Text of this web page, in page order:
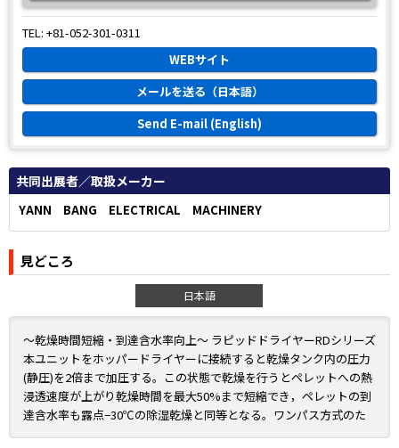
TEL: +81-052-301-0311
WEBサイト
メールを送る（日本語）
Send E-mail (English)
共同出展者／取扱メーカー
YANN BANG ELECTRICAL MACHINERY
見どころ
日本語
〜乾燥時間短縮・到達含水率向上〜 ラピッドドライヤーRDシリーズ
本ユニットをホッパードライヤーに接続すると乾燥タンク内の圧力
(静圧)を2倍まで加圧する。この状態で乾燥を行うとペレットへの熱
浸透速度が上がり乾燥時間を最大50%まで短縮でき，ペレットの到
達含水率も露点−30℃の除湿乾燥と同等となる。ワンパス方式のた